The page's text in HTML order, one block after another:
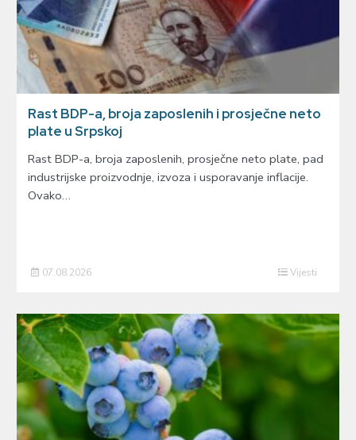
Rast BDP-a, broja zaposlenih i prosječne neto
plate u Srpskoj
Rast BDP-a, broja zaposlenih, prosječne neto plate, pad
industrijske proizvodnje, izvoza i usporavanje inflacije.
Ovako…
07.08.2026 Vijesti